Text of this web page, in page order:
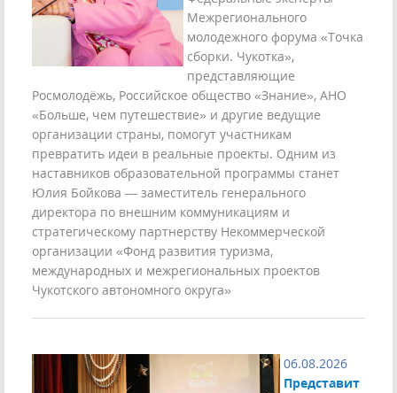
Межрегионального
молодежного форума «Точка
сборки. Чукотка»,
представляющие
Росмолодёжь, Российское общество «Знание», АНО
«Больше, чем путешествие» и другие ведущие
организации страны, помогут участникам
превратить идеи в реальные проекты. Одним из
наставников образовательной программы станет
Юлия Бойкова — заместитель генерального
директора по внешним коммуникациям и
стратегическому партнерству Некоммерческой
организации «Фонд развития туризма,
международных и межрегиональных проектов
Чукотского автономного округа»
06.08.2026
Представит